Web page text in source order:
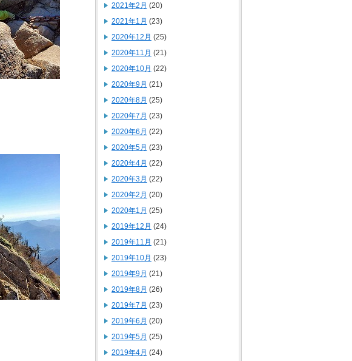
2021年2月 (20)
2021年1月 (23)
2020年12月 (25)
2020年11月 (21)
2020年10月 (22)
2020年9月 (21)
2020年8月 (25)
2020年7月 (23)
2020年6月 (22)
2020年5月 (23)
2020年4月 (22)
2020年3月 (22)
2020年2月 (20)
2020年1月 (25)
2019年12月 (24)
2019年11月 (21)
2019年10月 (23)
2019年9月 (21)
2019年8月 (26)
2019年7月 (23)
2019年6月 (20)
2019年5月 (25)
2019年4月 (24)